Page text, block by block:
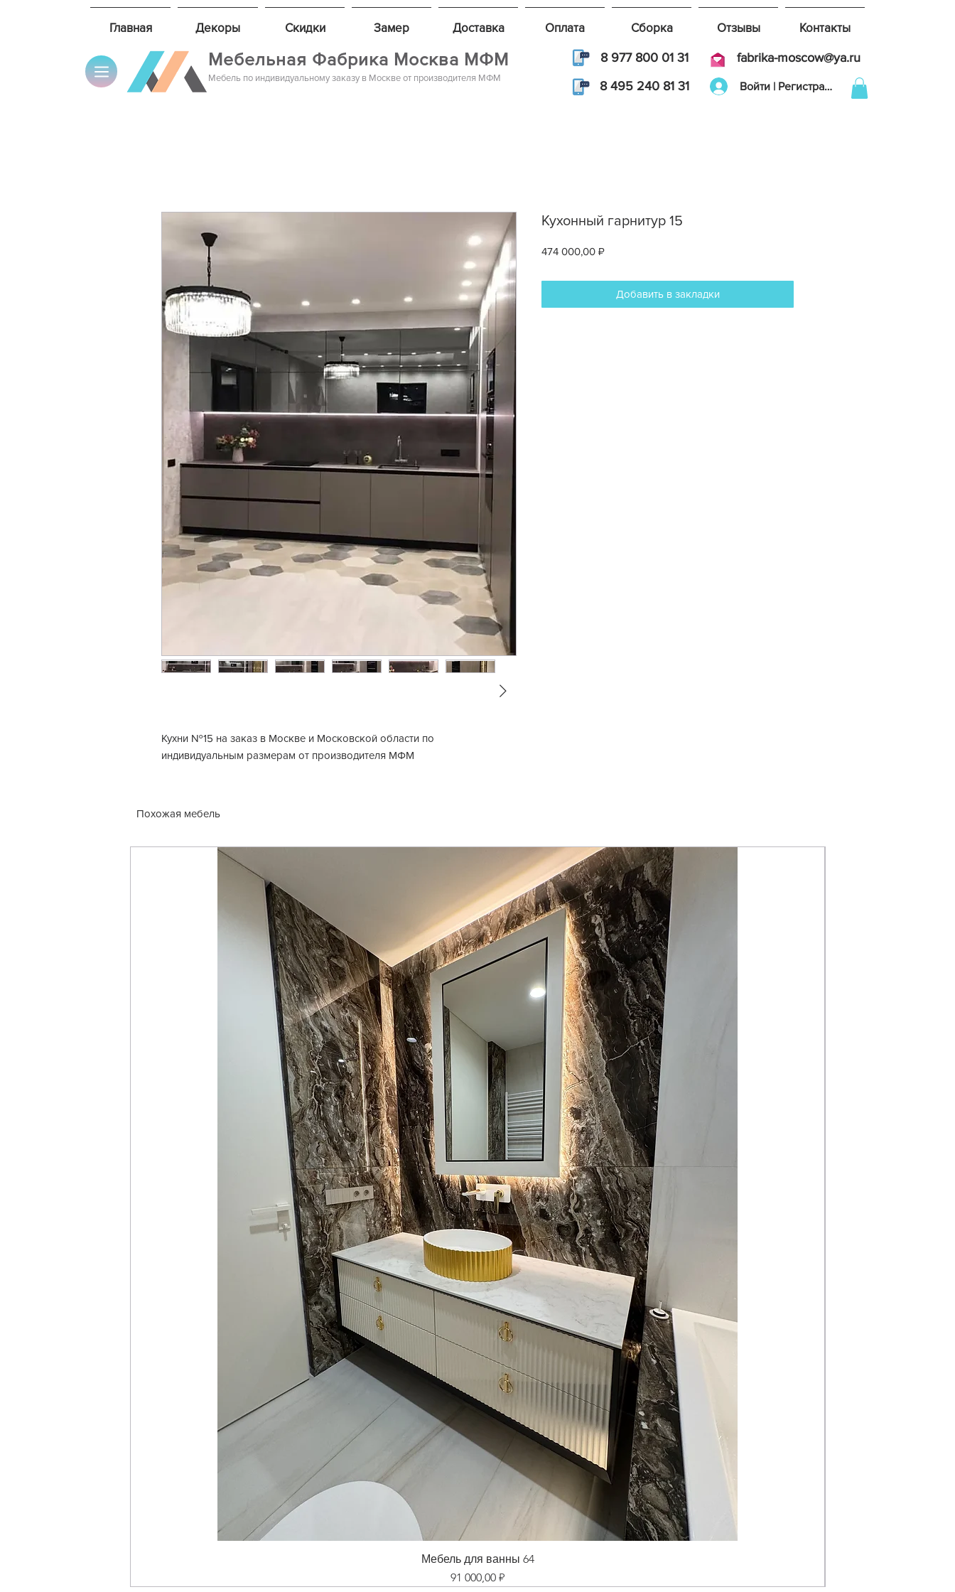
Главная Декоры Скидки Замер Доставка Оплата Сборка Отзывы Контакты
Мебельная Фабрика Москва МФМ
Мебель по индивидуальному заказу в Москве от производителя МФМ
8 977 800 01 31
fabrika-moscow@ya.ru
8 495 240 81 31
Войти | Регистрация
Кухни №15 на заказ в Москве и Московской области по
индивидуальным размерам от производителя МФМ
Кухонный гарнитур 15
474 000,00 ₽Цена
Добавить в закладки
Похожая мебель
Мебель для ванны 64
Цена
91 000,00 ₽